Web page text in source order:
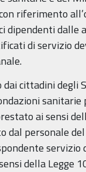
riferimento
dipendenti dalle
di servizio
cittadini degli
sanitarie
ai sensi
dal personale
della Legge